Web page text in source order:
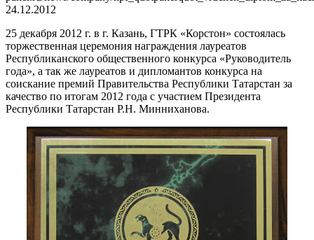
24.12.2012
25 декабря 2012 г. в г. Казань, ГТРК «Корстон» состоялась
торжественная церемония награждения лауреатов
Республиканского общественного конкурса «Руководитель
года», а так же лауреатов и дипломантов конкурса на
соискание премий Правительства Республики Татарстан за
качество по итогам 2012 года с участием Президента
Республики Татарстан Р.Н. Минниханова.